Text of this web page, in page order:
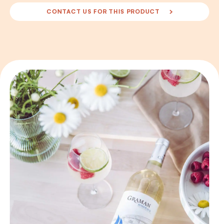
CONTACT US FOR THIS PRODUCT